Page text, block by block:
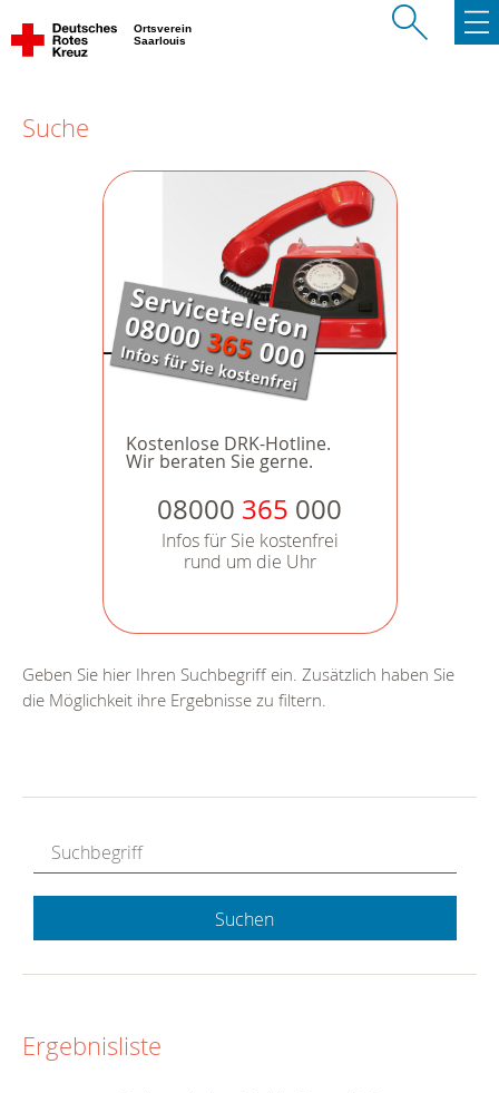
Ortsverein
Saarlouis
Suche
Kostenlose DRK-Hotline.
Wir beraten Sie gerne.
08000 365 000
Infos für Sie kostenfrei
rund um die Uhr
Geben Sie hier Ihren Suchbegriff ein. Zusätzlich haben Sie
die Möglichkeit ihre Ergebnisse zu filtern.
Suchen
Ergebnisliste